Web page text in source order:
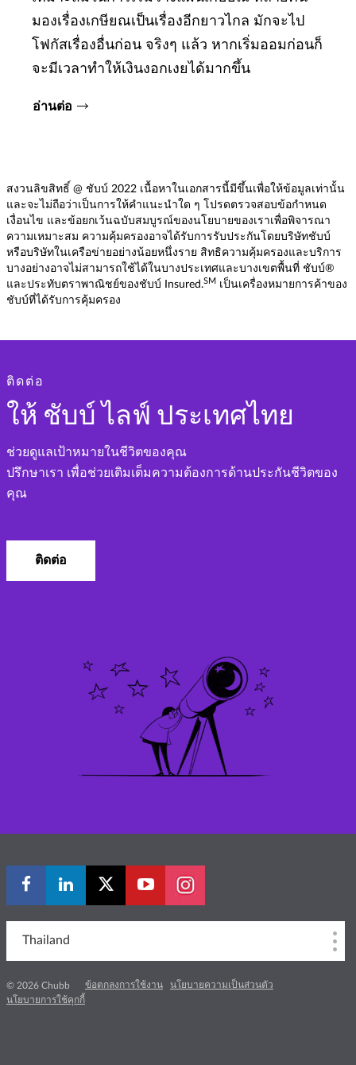
มองเรื่องเกษียณเป็นเรื่องอีกยาวไกล มักจะไป
โฟกัสเรื่องอื่นก่อน จริงๆ แล้ว หากเริ่มออมก่อนก็
จะมีเวลาทำให้เงินงอกเงยได้มากขึ้น
อ่านต่อ
สงวนลิขสิทธิ์ @ ชับบ์ 2022 เนื้อหาในเอกสารนี้มีขึ้นเพื่อให้ข้อมูลเท่านั้น
และจะไม่ถือว่าเป็นการให้คำแนะนำใด ๆ โปรดตรวจสอบข้อกำหนด
เงื่อนไข และข้อยกเว้นฉบับสมบูรณ์ของนโยบายของเราเพื่อพิจารณา
ความเหมาะสม ความคุ้มครองอาจได้รับการรับประกันโดยบริษัทชับบ์
หรือบริษัทในเครือข่ายอย่างน้อยหนึ่งราย สิทธิความคุ้มครองและบริการ
บางอย่างอาจไม่สามารถใช้ได้ในบางประเทศและบางเขตพื้นที่ ชับบ์®
และประทับตราพาณิชย์ของชับบ์ Insured.SM เป็นเครื่องหมายการค้าของ
ชับบ์ที่ได้รับการคุ้มครอง
ติดต่อ
ให้ ชับบ์ ไลฟ์ ประเทศไทย
ช่วยดูแลเป้าหมายในชีวิตของคุณ
ปรึกษาเรา เพื่อช่วยเติมเต็มความต้องการด้านประกันชีวิตของ
คุณ
ติดต่อ
Thailand
© 2026 Chubb ข้อตกลงการใช้งาน
นโยบายความเป็นส่วนตัว
นโยบายการใช้คุกกี้